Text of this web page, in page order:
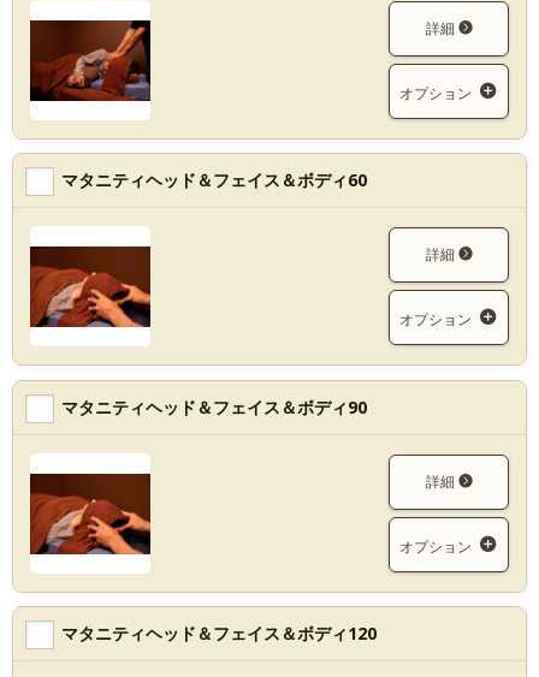
詳細
オプション
マタニティヘッド＆フェイス＆ボディ60
詳細
オプション
マタニティヘッド＆フェイス＆ボディ90
詳細
オプション
マタニティヘッド＆フェイス＆ボディ120